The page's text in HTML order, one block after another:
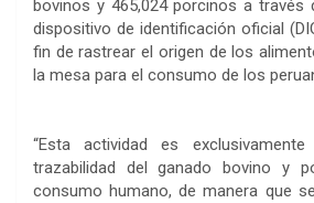
bovinos y 465,024 porcinos a través
dispositivo de identificación oficial
fin de rastrear el origen de los
la mesa para el consumo de los
“Esta actividad es
trazabilidad del ganado bovino y
consumo humano, de manera que